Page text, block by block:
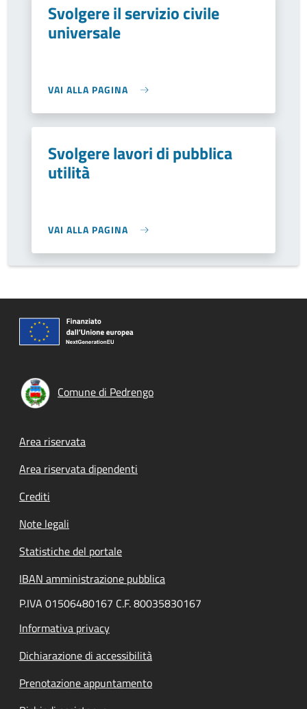
Svolgere il servizio civile
universale
VAI ALLA PAGINA
Svolgere lavori di pubblica
utilità
VAI ALLA PAGINA
Comune di Pedrengo
Footer menu
Area riservata
Area riservata dipendenti
Crediti
Note legali
Statistiche del portale
IBAN amministrazione pubblica
P.IVA 01506480167 C.F. 80035830167
Informativa privacy
Dichiarazione di accessibilità
Prenotazione appuntamento